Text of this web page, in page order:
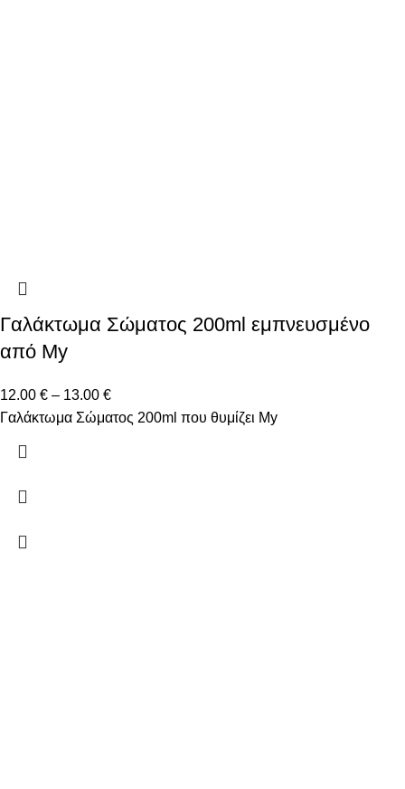
Γαλάκτωμα Σώματος 200ml εμπνευσμένο
από My
12.00 € – 13.00 €
Γαλάκτωμα Σώματος 200ml που θυμίζει My